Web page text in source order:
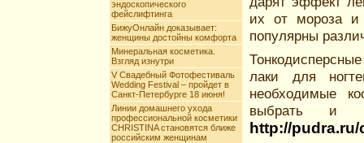
эндоскопического
фейслифтинга
БижуОнлайн доказывает:
женщины достойны комфорта
Минеральная косметика.
Взгляд изнутри
V Свадебный Фотофестиваль
Wedding Festival – пройдет в
Санкт-Петербурге 18 июня!
Линии домашнего ухода
профессиональной косметики
CHRISTINA становятся ближе
российским женщинам
их от мороза и
популярны
лаки для
необходимые
выбрать и
http://